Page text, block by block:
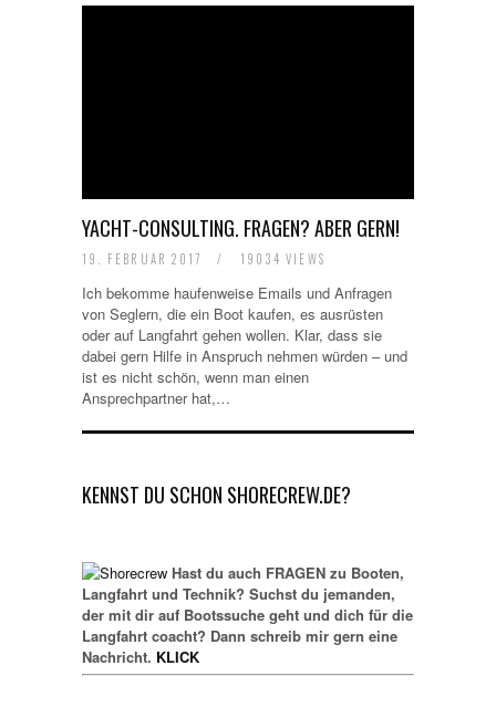
YACHT-CONSULTING. FRAGEN? ABER GERN!
19. FEBRUAR 2017 / 19034 VIEWS
Ich bekomme haufenweise Emails und Anfragen
von Seglern, die ein Boot kaufen, es ausrüsten
oder auf Langfahrt gehen wollen. Klar, dass sie
dabei gern Hilfe in Anspruch nehmen würden – und
ist es nicht schön, wenn man einen
Ansprechpartner hat,…
KENNST DU SCHON SHORECREW.DE?
Hast du auch FRAGEN zu Booten,
Langfahrt und Technik? Suchst du jemanden,
der mit dir auf Bootssuche geht und dich für die
Langfahrt coacht? Dann schreib mir gern eine
Nachricht. KLICK